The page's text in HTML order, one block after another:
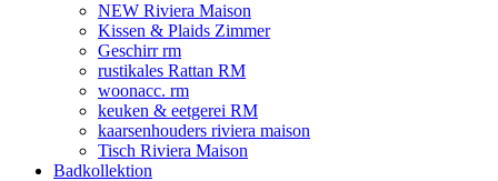
NEW Riviera Maison
Kissen & Plaids Zimmer
Geschirr rm
rustikales Rattan RM
woonacc. rm
keuken & eetgerei RM
kaarsenhouders riviera maison
Tisch Riviera Maison
Badkollektion